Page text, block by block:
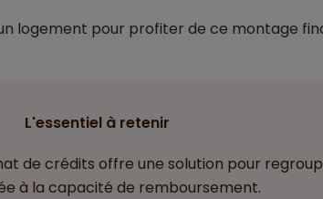
logement pour profiter de ce montage
L'essentiel à retenir
de crédits offre une solution pour
à la capacité de remboursement.